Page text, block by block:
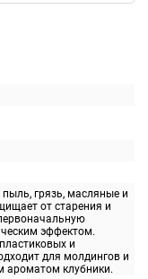
грязь, масляные и
от старения и
эффектом.
и
для молдингов и
ароматом клубники.